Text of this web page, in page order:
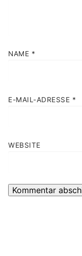
NAME *
E-MAIL-ADRESSE *
WEBSITE